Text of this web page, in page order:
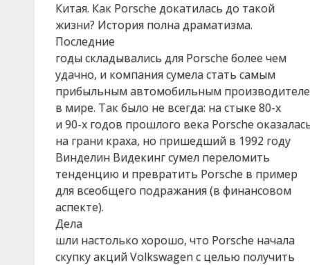
Китая. Как Porsche докатилась до такой
жизни? История полна драматизма.
Последние
годы складывались для Porsche более чем
удачно, и компания сумела стать самым
прибыльным автомобильным
в мире. Так было не всегда: на стыке 80-х
и 90-х годов прошлого века Porsche
на грани краха, но пришедший в 1992 году
Винделин Видекинг сумел переломить
тенденцию и превратить Porsche в пример
для всеобщего подражания (в финансовом
аспекте).
Дела
шли настолько хорошо, что Porsche начала
скупку акций Volkswagen с целью получить